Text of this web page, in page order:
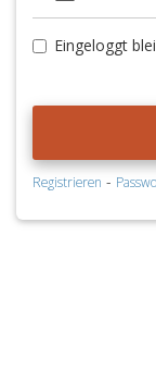
Eingeloggt
Registrieren -